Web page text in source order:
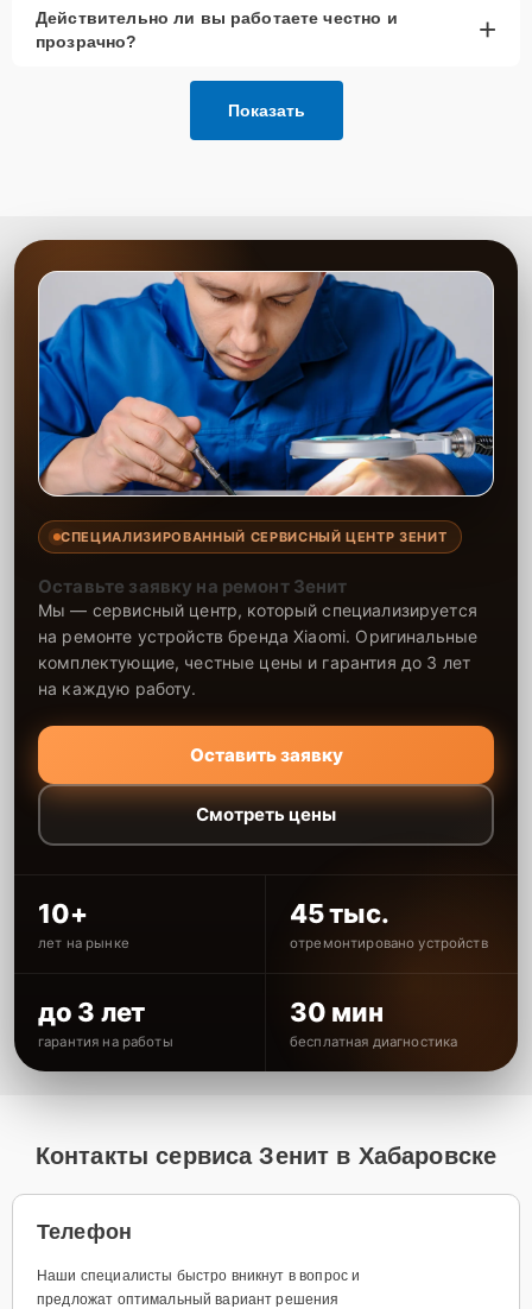
Действительно ли вы работаете честно и
прозрачно?
+
Показать
СПЕЦИАЛИЗИРОВАННЫЙ СЕРВИСНЫЙ ЦЕНТР ЗЕНИТ
Оставьте заявку на ремонт Зенит
Мы — сервисный центр, который специализируется
на ремонте устройств бренда Xiaomi. Оригинальные
комплектующие, честные цены и гарантия до 3 лет
на каждую работу.
Оставить заявку
Смотреть цены
10+
лет на рынке
45 тыс.
отремонтировано устройств
до 3 лет
гарантия на работы
30 мин
бесплатная диагностика
Контакты сервиса Зенит в Хабаровске
Телефон
Наши специалисты быстро вникнут в вопрос и
предложат оптимальный вариант решения